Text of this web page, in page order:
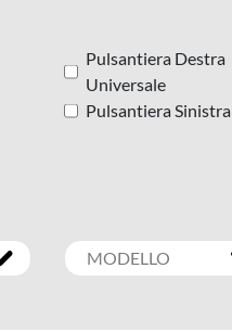
Pulsantiera Destra
Universale
Pulsantiera Sinistra